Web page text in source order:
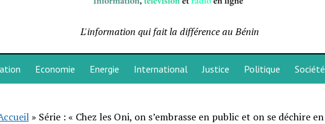
L'information qui fait la différence au Bénin
Economie Energie International Justice Politique Société
» Série : « Chez les Oni, on s’embrasse en public et on se déchire en